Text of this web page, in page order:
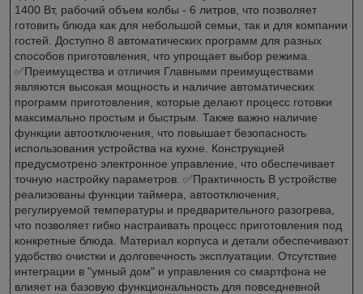
1400 Вт, рабочий объем колбы - 6 литров, что позволяет
готовить блюда как для небольшой семьи, так и для компании
гостей. Доступно 8 автоматических программ для разных
способов приготовления, что упрощает выбор режима.
✅Преимущества и отличия Главными преимуществами
являются высокая мощность и наличие автоматических
программ приготовления, которые делают процесс готовки
максимально простым и быстрым. Также важно наличие
функции автоотключения, что повышает безопасность
использования устройства на кухне. Конструкцией
предусмотрено электронное управление, что обеспечивает
точную настройку параметров. ✅Практичность В устройстве
реализованы функции таймера, автоотключения,
регулируемой температуры и предварительного разогрева,
что позволяет гибко настраивать процесс приготовления под
конкретные блюда. Материал корпуса и детали обеспечивают
удобство очистки и долговечность эксплуатации. Отсутствие
интеграции в "умный дом" и управления со смартфона не
влияет на базовую функциональность для повседневной